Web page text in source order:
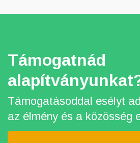
Támogatnád
Támogatásoddal esélyt
az élmény és a közösség